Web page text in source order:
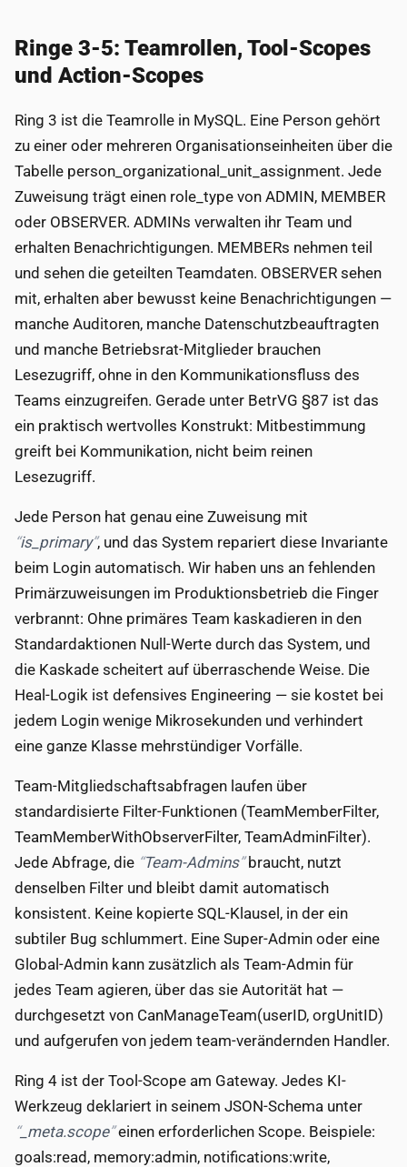
Ringe 3-5: Teamrollen, Tool-Scopes
und Action-Scopes
Ring 3 ist die Teamrolle in MySQL. Eine Person gehört
zu einer oder mehreren Organisationseinheiten über die
Tabelle person_organizational_unit_assignment. Jede
Zuweisung trägt einen role_type von ADMIN, MEMBER
oder OBSERVER. ADMINs verwalten ihr Team und
erhalten Benachrichtigungen. MEMBERs nehmen teil
und sehen die geteilten Teamdaten. OBSERVER sehen
mit, erhalten aber bewusst keine Benachrichtigungen —
manche Auditoren, manche Datenschutzbeauftragten
und manche Betriebsrat-Mitglieder brauchen
Lesezugriff, ohne in den Kommunikationsfluss des
Teams einzugreifen. Gerade unter BetrVG §87 ist das
ein praktisch wertvolles Konstrukt: Mitbestimmung
greift bei Kommunikation, nicht beim reinen
Lesezugriff.
Jede Person hat genau eine Zuweisung mit
is_primary , und das System repariert diese Invariante
beim Login automatisch. Wir haben uns an fehlenden
Primärzuweisungen im Produktionsbetrieb die Finger
verbrannt: Ohne primäres Team kaskadieren in den
Standardaktionen Null-Werte durch das System, und
die Kaskade scheitert auf überraschende Weise. Die
Heal-Logik ist defensives Engineering — sie kostet bei
jedem Login wenige Mikrosekunden und verhindert
eine ganze Klasse mehrstündiger Vorfälle.
Team-Mitgliedschaftsabfragen laufen über
standardisierte Filter-Funktionen (TeamMemberFilter,
TeamMemberWithObserverFilter, TeamAdminFilter).
Jede Abfrage, die Team-Admins braucht, nutzt
denselben Filter und bleibt damit automatisch
konsistent. Keine kopierte SQL-Klausel, in der ein
subtiler Bug schlummert. Eine Super-Admin oder eine
Global-Admin kann zusätzlich als Team-Admin für
jedes Team agieren, über das sie Autorität hat —
durchgesetzt von CanManageTeam(userID, orgUnitID)
und aufgerufen von jedem team-verändernden Handler.
Ring 4 ist der Tool-Scope am Gateway. Jedes KI-
Werkzeug deklariert in seinem JSON-Schema unter
_meta.scope einen erforderlichen Scope. Beispiele:
goals:read, memory:admin, notifications:write,